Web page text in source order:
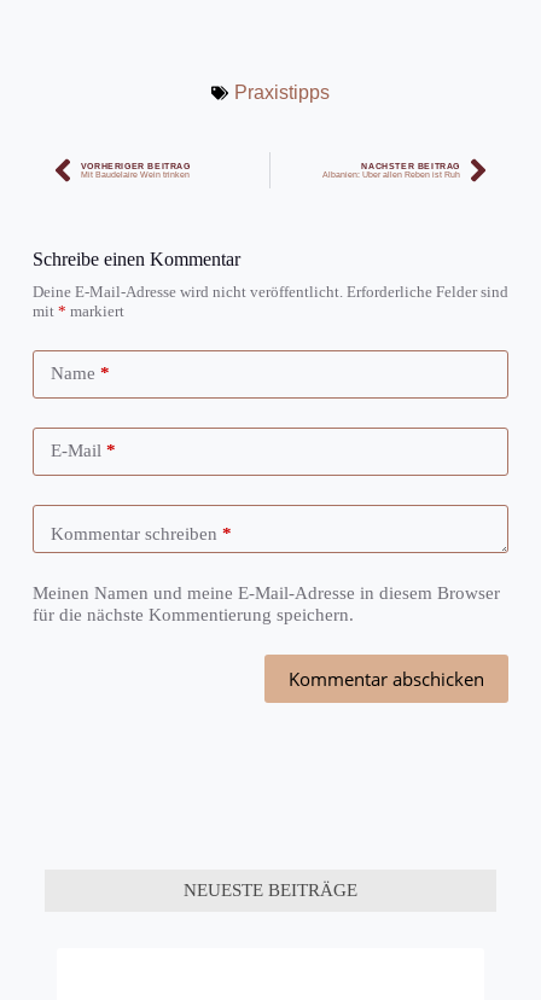
Praxistipps
VORHERIGER BEITRAG
Mit Baudelaire Wein trinken
NÄCHSTER BEITRAG
Albanien: Über allen Reben ist Ruh
Schreibe einen Kommentar
Deine E-Mail-Adresse wird nicht veröffentlicht. Erforderliche Felder sind
mit * markiert
Name *
E-Mail*
Kommentar schreiben *
Meinen Namen und meine E-Mail-Adresse in diesem Browser
für die nächste Kommentierung speichern.
Kommentar abschicken
NEUESTE BEITRÄGE